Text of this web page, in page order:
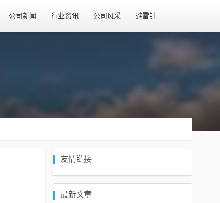
公司新闻 行业资讯 公司风采 避雷针
友情链接
最新文章